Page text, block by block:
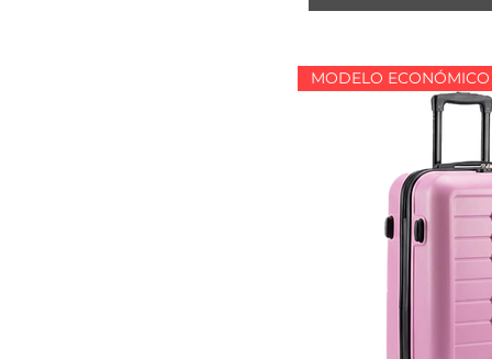
MODELO ECONÓMICO